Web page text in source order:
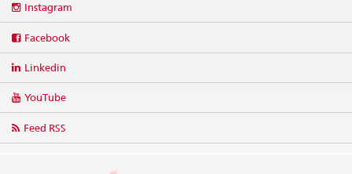
media
Instagram
Facebook
Linkedin
YouTube
Feed RSS